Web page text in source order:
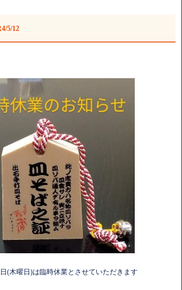
5/12
(木曜日)は臨時休業とさせていただきます